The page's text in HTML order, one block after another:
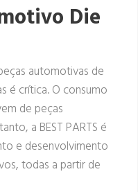
Die
automotivas de
é crítica. O consumo
de peças
a BEST PARTS é
e desenvolvimento
todas a partir de